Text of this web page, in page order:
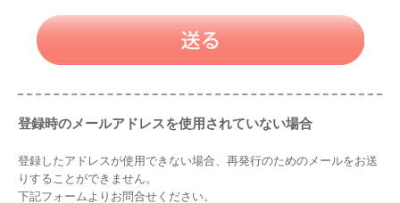
登録時のメールアドレスを使用されていない場合
登録したアドレスが使用できない場合、再発行のためのメールをお送
りすることができません。
下記フォームよりお問合せください。